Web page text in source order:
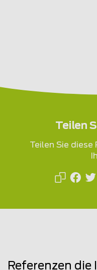
Teilen
Teilen Sie
Referenzen die